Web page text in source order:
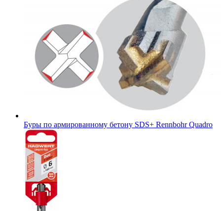
Буры по армированному бетону SDS+ Rennbohr Quadro